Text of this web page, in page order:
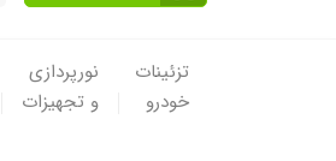
تزئینات
خودرو
نورپردازی
و تجهیزات